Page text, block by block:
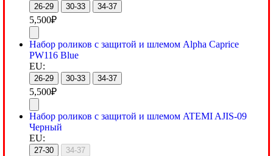
26-29 30-33 34-37
5,500₽
Набор роликов с защитой и шлемом Alpha Caprice
PW116 Blue
EU:
26-29 30-33 34-37
5,500₽
Набор роликов с защитой и шлемом ATEMI AJIS-09
Черный
EU:
27-30 34-37